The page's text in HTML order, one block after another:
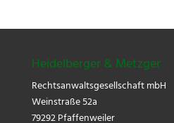
Heidelberger & Metzger
Rechtsanwaltsgesellschaft mbH
Weinstraße 52a
79292 Pfaffenweiler